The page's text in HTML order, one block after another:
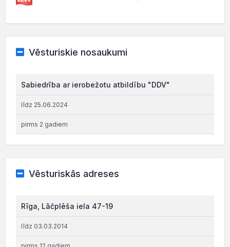
Vēsturiskie nosaukumi
Sabiedrība ar ierobežotu atbildību "DDV"
līdz 25.06.2024
pirms 2 gadiem
Vēsturiskās adreses
Rīga, Lāčplēša iela 47-19
līdz 03.03.2014